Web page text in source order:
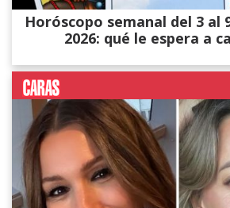
Horóscopo semanal del 3 al
2026: qué le espera a